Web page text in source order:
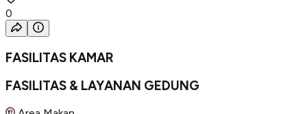
0
FASILITAS KAMAR
FASILITAS & LAYANAN GEDUNG